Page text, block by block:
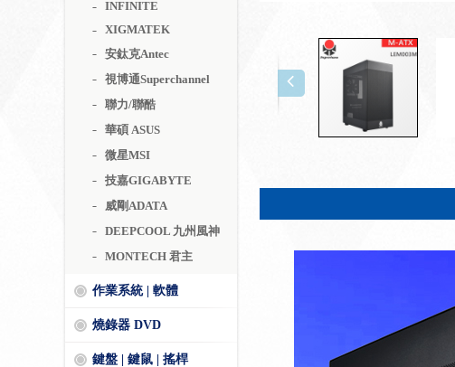
INFINITE
XIGMATEK
安鈦克Antec
視博通Superchannel
聯力/聯酷
華碩 ASUS
微星MSI
技嘉GIGABYTE
威剛ADATA
DEEPCOOL 九州風神
MONTECH 君主
作業系統 | 軟體
燒錄器 DVD
鍵盤 | 鍵鼠 | 搖桿